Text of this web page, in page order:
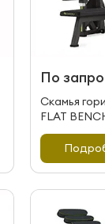
По
Скамья
FLAT